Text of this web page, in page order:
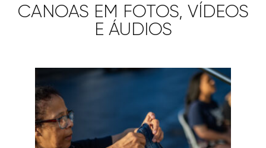
CANOAS EM FOTOS, VÍDEOS
E ÁUDIOS